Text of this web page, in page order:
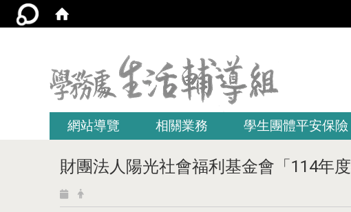
網站導覽 相關業務 學生團體平安保險
財團法人陽光社會福利基金會「114年